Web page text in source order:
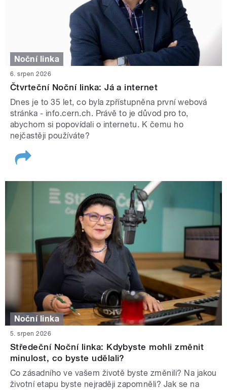
Noční linka
6. srpen 2026
Čtvrteční Noční linka: Já a internet
Dnes je to 35 let, co byla zpřístupněna první webová
stránka - info.cern.ch. Právě to je důvod pro to,
abychom si popovídali o internetu. K čemu ho
nejčastěji používáte?
Noční linka
5. srpen 2026
Středeční Noční linka: Kdybyste mohli změnit
minulost, co byste udělali?
Co zásadního ve vašem životě byste změnili? Na jakou
životní etapu byste nejraději zapomněli? Jak se na